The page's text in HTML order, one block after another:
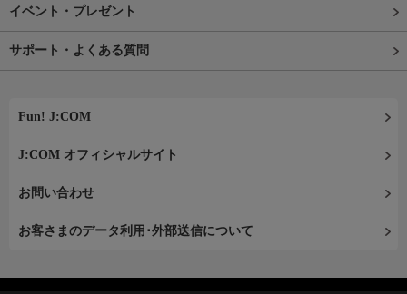
イベント・プレゼント
サポート・よくある質問
Fun! J:COM
J:COM オフィシャルサイト
お問い合わせ
お客さまのデータ利用･外部送信について